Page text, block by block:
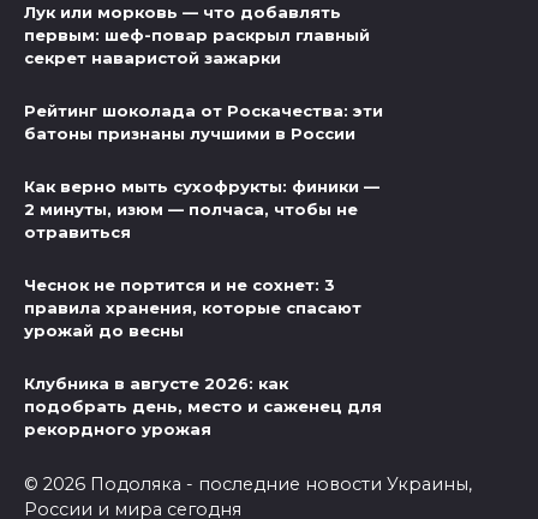
Лук или морковь — что добавлять
первым: шеф-повар раскрыл главный
секрет наваристой зажарки
Рейтинг шоколада от Роскачества: эти
батоны признаны лучшими в России
Как верно мыть сухофрукты: финики —
2 минуты, изюм — полчаса, чтобы не
отравиться
Чеснок не портится и не сохнет: 3
правила хранения, которые спасают
урожай до весны
Клубника в августе 2026: как
подобрать день, место и саженец для
рекордного урожая
© 2026 Подоляка - последние новости Украины,
России и мира сегодня